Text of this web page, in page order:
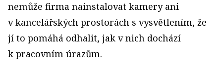
nemůže firma nainstalovat kamery ani
v kancelářských prostorách s vysvětlením, že
jí to pomáhá odhalit, jak v nich dochází
k pracovním úrazům.